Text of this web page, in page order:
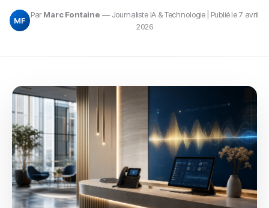
MF
ParMarc Fontaine — Journaliste IA & Technologie | Publié le 7 avril
2026